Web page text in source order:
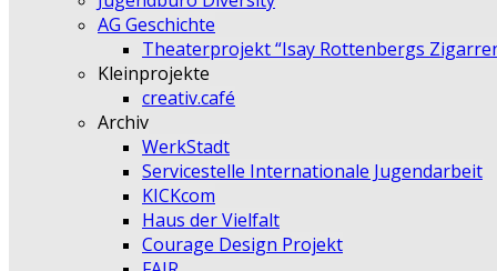
AG Geschichte
Theaterprojekt “Isay Rottenbergs
Kleinprojekte
creativ.café
Archiv
WerkStadt
Servicestelle Internationale Jugendarbeit
KICKcom
Haus der Vielfalt
Courage Design Projekt